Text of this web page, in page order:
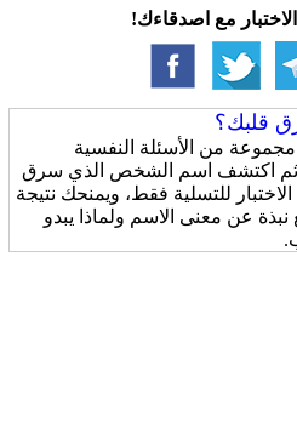
مع اصدقاءك!
قلبك؟
من الأسئلة النفسية
ثم اكتشف اسم الشخص الذي سرق
للتسلية فقط، ويمنحك نتيجة
عن معنى الاسم ولماذا يبدو